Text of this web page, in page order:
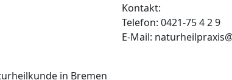
Kontakt:
Telefon: 0421-75 4 2 9
E-Mail:
in Bremen